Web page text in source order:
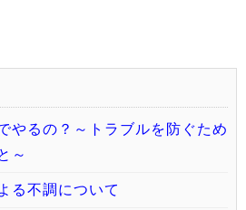
やるの？～トラブルを防ぐため
～
る不調について